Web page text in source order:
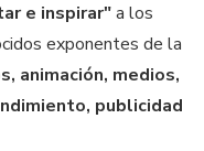
e inspirar"a los
exponentes de la
animación, medios,
publicidad